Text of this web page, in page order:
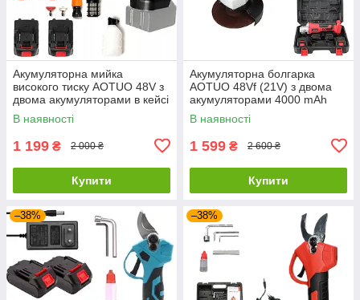
Акумуляторна мийка
високого тиску AOTUO 48V з
двома акумуляторами в кейсі
1000 W 4000 mAh
В наявності
1 199 ₴ 2 000 ₴
Купити
Акумуляторна болгарка
AOTUO 48Vf (21V) з двома
акумуляторами 4000 mAh
В наявності
1 599 ₴ 2 600 ₴
Купити
–38% –38%